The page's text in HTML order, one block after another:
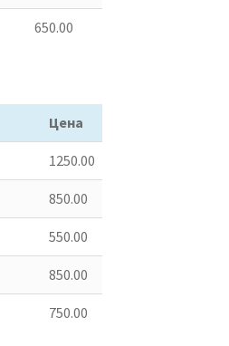
650.00
Цена
1250.00
850.00
550.00
850.00
750.00
ТОВАР ДНЯ